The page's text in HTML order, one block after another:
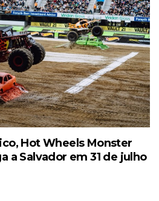
Hot Wheels Monster
a Salvador em 31 de julho